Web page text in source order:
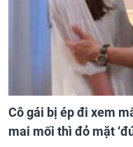
Cô gái bị ép đi xem
mai mối thì đỏ mặt